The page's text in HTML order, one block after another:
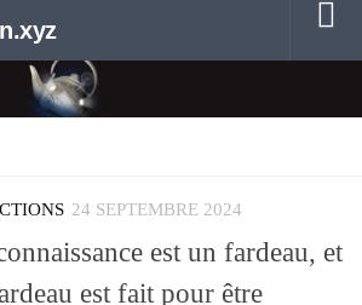
24 SEPTEMBRE 2024
est un fardeau, et
est fait pour être